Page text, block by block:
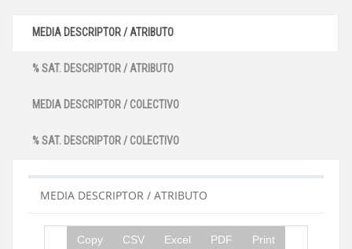
MEDIA DESCRIPTOR / ATRIBUTO
% SAT. DESCRIPTOR / ATRIBUTO
MEDIA DESCRIPTOR / COLECTIVO
% SAT. DESCRIPTOR / COLECTIVO
MEDIA DESCRIPTOR / ATRIBUTO
Copy CSV Excel PDF Print